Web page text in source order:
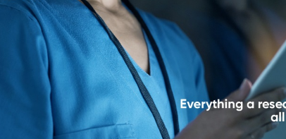
사례:한 선임 연구자가 자신이 참여하지 않은
재 논문에 자신의 이름이 공저자로 들어가 있
것을 보고 깜짝 놀랐습니다. 논문에는 다른 공
자가 두 명 더 있었습니다. 연구자는 이 둘에
해명을 요구하는 메일을 보냈습니다. 교신 저